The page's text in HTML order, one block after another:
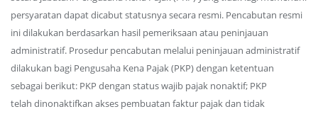
persyaratan dapat dicabut statusnya secara resmi. Pencabutan resmi
ini dilakukan berdasarkan hasil pemeriksaan atau peninjauan
administratif. Prosedur pencabutan melalui peninjauan administratif
dilakukan bagi Pengusaha Kena Pajak (PKP) dengan ketentuan
sebagai berikut: PKP dengan status wajib pajak nonaktif; PKP
telah dinonaktifkan akses pembuatan faktur pajak dan tidak